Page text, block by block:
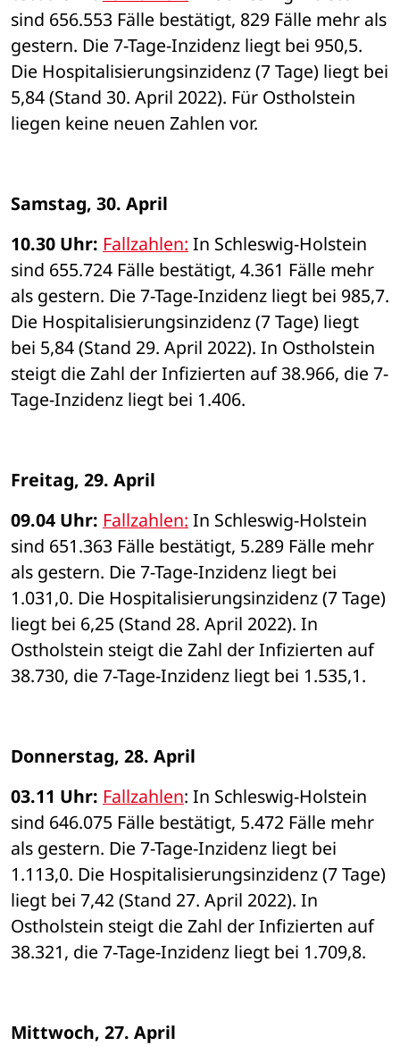
sind 656.553 Fälle bestätigt, 829 Fälle mehr als
gestern. Die 7-Tage-Inzidenz liegt bei 950,5.
Die Hospitalisierungsinzidenz (7 Tage) liegt bei
5,84 (Stand 30. April 2022). Für Ostholstein
liegen keine neuen Zahlen vor.
Samstag, 30. April
10.30 Uhr: Fallzahlen: In Schleswig-Holstein
sind 655.724 Fälle bestätigt, 4.361 Fälle mehr
als gestern. Die 7-Tage-Inzidenz liegt bei 985,7.
Die Hospitalisierungsinzidenz (7 Tage) liegt
bei 5,84 (Stand 29. April 2022). In Ostholstein
steigt die Zahl der Infizierten auf 38.966, die 7-
Tage-Inzidenz liegt bei 1.406.
Freitag, 29. April
09.04 Uhr: Fallzahlen: In Schleswig-Holstein
sind 651.363 Fälle bestätigt, 5.289 Fälle mehr
als gestern. Die 7-Tage-Inzidenz liegt bei
1.031,0. Die Hospitalisierungsinzidenz (7 Tage)
liegt bei 6,25 (Stand 28. April 2022). In
Ostholstein steigt die Zahl der Infizierten auf
38.730, die 7-Tage-Inzidenz liegt bei 1.535,1.
Donnerstag, 28. April
03.11 Uhr: Fallzahlen: In Schleswig-Holstein
sind 646.075 Fälle bestätigt, 5.472 Fälle mehr
als gestern. Die 7-Tage-Inzidenz liegt bei
1.113,0. Die Hospitalisierungsinzidenz (7 Tage)
liegt bei 7,42 (Stand 27. April 2022). In
Ostholstein steigt die Zahl der Infizierten auf
38.321, die 7-Tage-Inzidenz liegt bei 1.709,8.
Mittwoch, 27. April